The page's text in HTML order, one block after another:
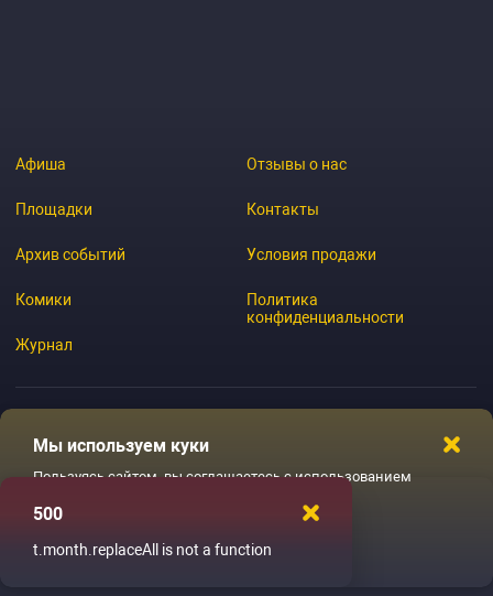
Афиша
Площадки
Архив событий
Комики
Журнал
Отзывы о нас
Контакты
Условия продажи
Политика
конфиденциальности
Мы используем куки
Пользуясь сайтом, вы соглашаетесь с использованием
Ладненько
500
t.month.replaceAll is not a function